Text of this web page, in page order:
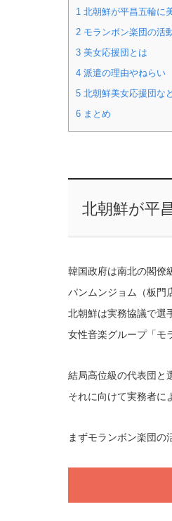
1 北朝鮮が平昌五輪に
2 モランボン楽団の活
3 美女応援団とは
4 派遣の理由やねらい
5 北朝鮮美女応援団な
6 まとめ
北朝鮮が平
韓国政府は南北の閣僚
パンムンジョム（板門
北朝鮮は実務協議で選
女性音楽グループ「モ
結局高位級の代表団と
それに向けて実務者に
まずモランボン楽団の